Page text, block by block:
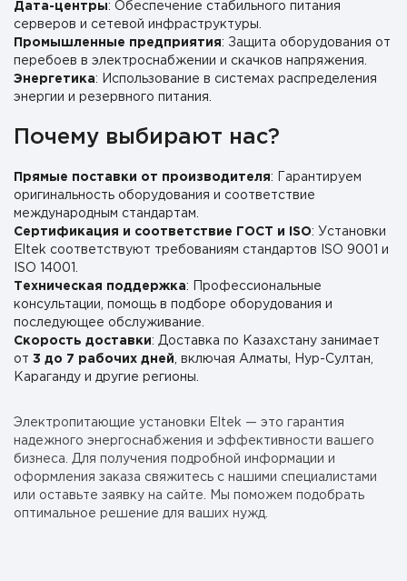
Дата-центры : Обеспечение стабильного питания
серверов и сетевой инфраструктуры.
Промышленные предприятия : Защита оборудования от
перебоев в электроснабжении и скачков напряжения.
Энергетика: Использование в системах распределения
энергии и резервного питания.
Почему выбирают нас?
Прямые поставки от производителя : Гарантируем
оригинальность оборудования и соответствие
международным стандартам.
Сертификация и соответствие ГОСТ и ISO: Установки
Eltek соответствуют требованиям стандартов ISO 9001 и
ISO 14001.
Техническая поддержка: Профессиональные
консультации, помощь в подборе оборудования и
последующее обслуживание.
Скорость доставки : Доставка по Казахстану занимает
от 3 до 7 рабочих дней
, включая Алматы, Нур-Султан,
Караганду и другие регионы.
Электропитающие установки Eltek — это гарантия
надежного энергоснабжения и эффективности вашего
бизнеса. Для получения подробной информации и
оформления заказа свяжитесь с нашими специалистами
или оставьте заявку на сайте. Мы поможем подобрать
оптимальное решение для ваших нужд.